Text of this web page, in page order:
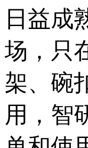
日益成
场，只
架、碗
用，智